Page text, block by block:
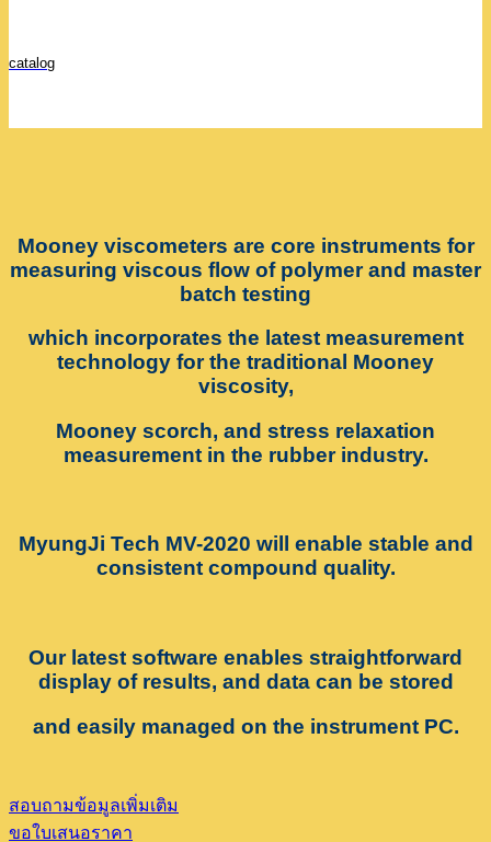
catalog
Mooney viscometers are core instruments for
measuring viscous flow of polymer and master
batch testing
which incorporates the latest measurement
technology for the traditional Mooney
viscosity,
Mooney scorch, and stress relaxation
measurement in the rubber industry.
MyungJi Tech MV-2020 will enable stable and
consistent compound quality.
Our latest software enables straightforward
display of results, and data can be stored
and easily managed on the instrument PC.
สอบถามข้อมูลเพิ่มเติม
ขอใบเสนอราคา